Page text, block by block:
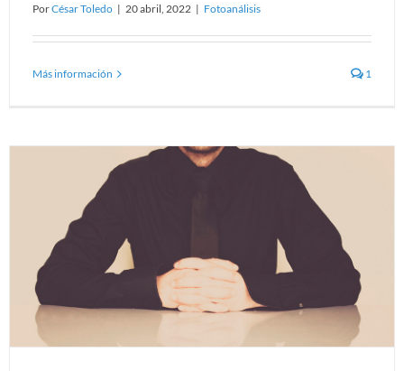
PorCésar Toledo | 20 abril, 2022 | Fotoanálisis
Más información 1